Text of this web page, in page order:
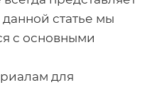
статье мы
с основными
для